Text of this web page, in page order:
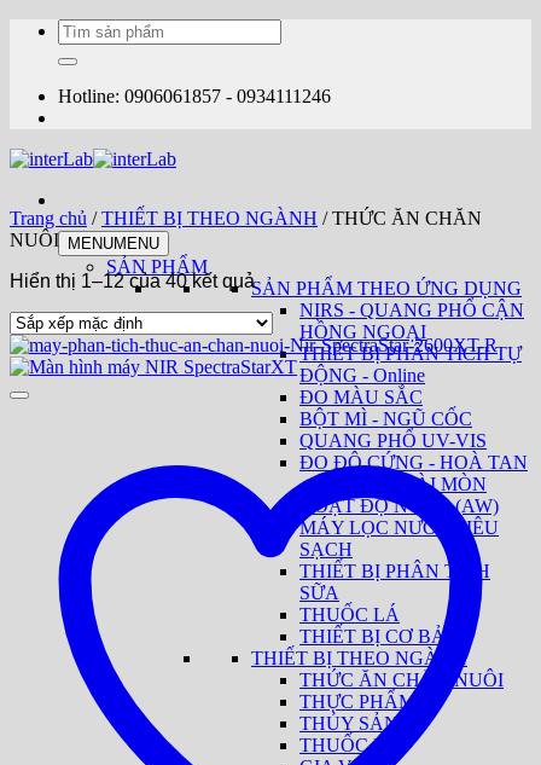
dung
Tìm
kiếm:
Hotline: 0906061857 - 0934111246
MENUMENU
SẢN PHẨM
SẢN PHẨM THEO ỨNG DỤNG
NIRS - QUANG PHỔ CẬN
HỒNG NGOẠI
THIẾT BỊ PHÂN TÍCH TỰ
ĐỘNG - Online
ĐO MÀU SẮC
BỘT MÌ - NGŨ CỐC
QUANG PHỔ UV-VIS
ĐO ĐỘ CỨNG - HOÀ TAN
- TAN RÃ - MÀI MÒN
HOẠT ĐỘ NƯỚC (AW)
MÁY LỌC NƯỚC SIÊU
SẠCH
THIẾT BỊ PHÂN TÍCH
SỮA
THUỐC LÁ
THIẾT BỊ CƠ BẢN
THIẾT BỊ THEO NGÀNH
THỨC ĂN CHĂN NUÔI
THỰC PHẨM
THỦY SẢN
THUỐC LÁ
Trang chủ / THIẾT BỊ THEO NGÀNH /THỨC ĂN CHĂN
NUÔI
Hiển thị 1–12 của 40 kết quả